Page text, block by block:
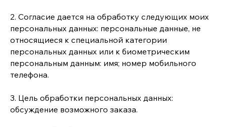
2. Согласие дается на обработку следующих моих
персональных данных: персональные данные, не
относящиеся к специальной категории
персональных данных или к биометрическим
персональным данным: имя; номер мобильного
телефона.
3. Цель обработки персональных данных:
обсуждение возможного заказа.